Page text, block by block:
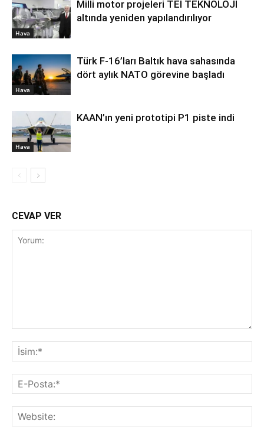
Hava
Milli motor projeleri TEI TEKNOLOJİ
altında yeniden yapılandırılıyor
Hava
Türk F-16’ları Baltık hava sahasında
dört aylık NATO görevine başladı
Hava
KAAN’ın yeni prototipi P1 piste indi
CEVAP VER